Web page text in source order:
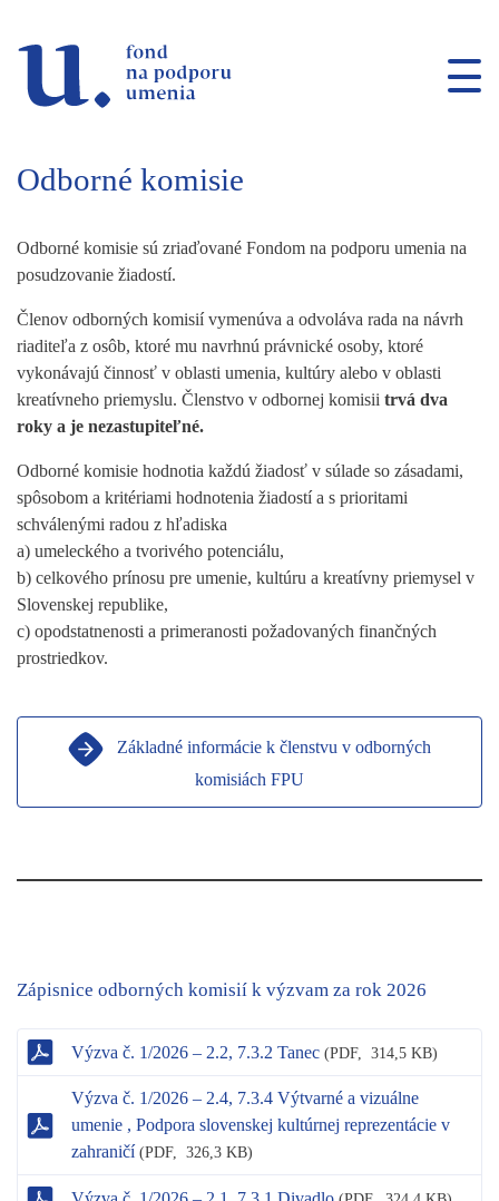
Odborné komisie
Odborné komisie sú zriaďované Fondom na podporu umenia na
posudzovanie žiadostí.
Členov odborných komisií vymenúva a odvoláva rada na návrh
riaditeľa z osôb, ktoré mu navrhnú právnické osoby, ktoré
vykonávajú činnosť v oblasti umenia, kultúry alebo v oblasti
kreatívneho priemyslu. Členstvo v odbornej komisii trvá dva
roky a je nezastupiteľné.
Odborné komisie hodnotia každú žiadosť v súlade so zásadami,
spôsobom a kritériami hodnotenia žiadostí a s prioritami
schválenými radou z hľadiska
a) umeleckého a tvorivého potenciálu,
b) celkového prínosu pre umenie, kultúru a kreatívny priemysel v
Slovenskej republike,
c) opodstatnenosti a primeranosti požadovaných finančných
prostriedkov.
Základné informácie k členstvu v odborných
komisiách FPU
Zápisnice odborných komisií k výzvam za rok 2026
Výzva č. 1/2026 – 2.2, 7.3.2 Tanec (PDF, 314,5 KB)
Výzva č. 1/2026 – 2.4, 7.3.4 Výtvarné a vizuálne
umenie , Podpora slovenskej kultúrnej reprezentácie v
zahraničí (PDF, 326,3 KB)